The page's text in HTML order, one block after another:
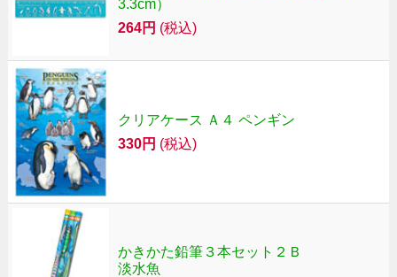
3.3cm）
264円 (税込)
クリアケース Ａ４ ペンギン
330円 (税込)
かきかた鉛筆３本セット２Ｂ
淡水魚